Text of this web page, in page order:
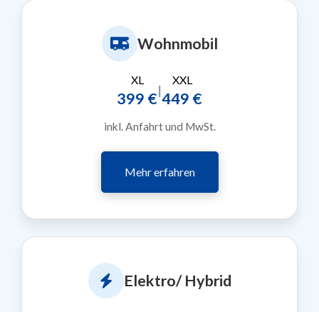
Wohnmobil
XL
399 €|
XXL
449 €
inkl. Anfahrt und MwSt.
Mehr erfahren
Elektro/ Hybrid